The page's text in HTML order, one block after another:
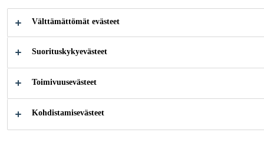
tiivistysominaisuuksilla ja erinomainen
tarttuvuus useimpiin materiaaleihin.
Vahva kosteuskovettuva asennusliima
tiivistysominaisuuksin ja erinomainen tarttuvuus
useimpiin materiaaleihin. Tarttumaton polyeteenin,
polypropeenin, teflonin ja muihin rasvaisiin
muoveihin.
Lisää
Välttämättömät evästeet
Suorituskykyevästeet
Toimivuusevästeet
Kohdistamisevästeet